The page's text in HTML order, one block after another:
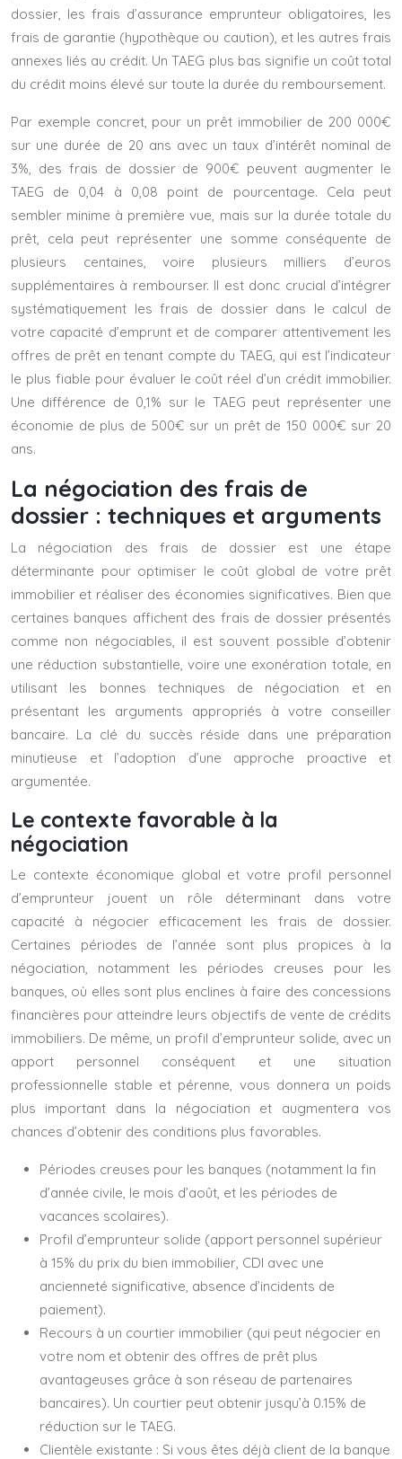
dossier, les frais d’assurance emprunteur obligatoires, les
frais de garantie (hypothèque ou caution), et les autres frais
annexes liés au crédit. Un TAEG plus bas signifie un coût total
du crédit moins élevé sur toute la durée du remboursement.
Par exemple concret, pour un prêt immobilier de 200 000€
sur une durée de 20 ans avec un taux d’intérêt nominal de
3%, des frais de dossier de 900€ peuvent augmenter le
TAEG de 0,04 à 0,08 point de pourcentage. Cela peut
sembler minime à première vue, mais sur la durée totale du
prêt, cela peut représenter une somme conséquente de
plusieurs centaines, voire plusieurs milliers d’euros
supplémentaires à rembourser. Il est donc crucial d’intégrer
systématiquement les frais de dossier dans le calcul de
votre capacité d’emprunt et de comparer attentivement les
offres de prêt en tenant compte du TAEG, qui est l’indicateur
le plus fiable pour évaluer le coût réel d’un crédit immobilier.
Une différence de 0,1% sur le TAEG peut représenter une
économie de plus de 500€ sur un prêt de 150 000€ sur 20
ans.
La négociation des frais de
dossier : techniques et arguments
La négociation des frais de dossier est une étape
déterminante pour optimiser le coût global de votre prêt
immobilier et réaliser des économies significatives. Bien que
certaines banques affichent des frais de dossier présentés
comme non négociables, il est souvent possible d’obtenir
une réduction substantielle, voire une exonération totale, en
utilisant les bonnes techniques de négociation et en
présentant les arguments appropriés à votre conseiller
bancaire. La clé du succès réside dans une préparation
minutieuse et l’adoption d’une approche proactive et
argumentée.
Le contexte favorable à la
négociation
Le contexte économique global et votre profil personnel
d’emprunteur jouent un rôle déterminant dans votre
capacité à négocier efficacement les frais de dossier.
Certaines périodes de l’année sont plus propices à la
négociation, notamment les périodes creuses pour les
banques, où elles sont plus enclines à faire des concessions
financières pour atteindre leurs objectifs de vente de crédits
immobiliers. De même, un profil d’emprunteur solide, avec un
apport personnel conséquent et une situation
professionnelle stable et pérenne, vous donnera un poids
plus important dans la négociation et augmentera vos
chances d’obtenir des conditions plus favorables.
Périodes creuses pour les banques (notamment la fin
d’année civile, le mois d’août, et les périodes de
vacances scolaires).
Profil d’emprunteur solide (apport personnel supérieur
à 15% du prix du bien immobilier, CDI avec une
ancienneté significative, absence d’incidents de
paiement).
Recours à un courtier immobilier (qui peut négocier en
votre nom et obtenir des offres de prêt plus
avantageuses grâce à son réseau de partenaires
bancaires). Un courtier peut obtenir jusqu’à 0.15% de
réduction sur le TAEG.
Clientèle existante : Si vous êtes déjà client de la banque